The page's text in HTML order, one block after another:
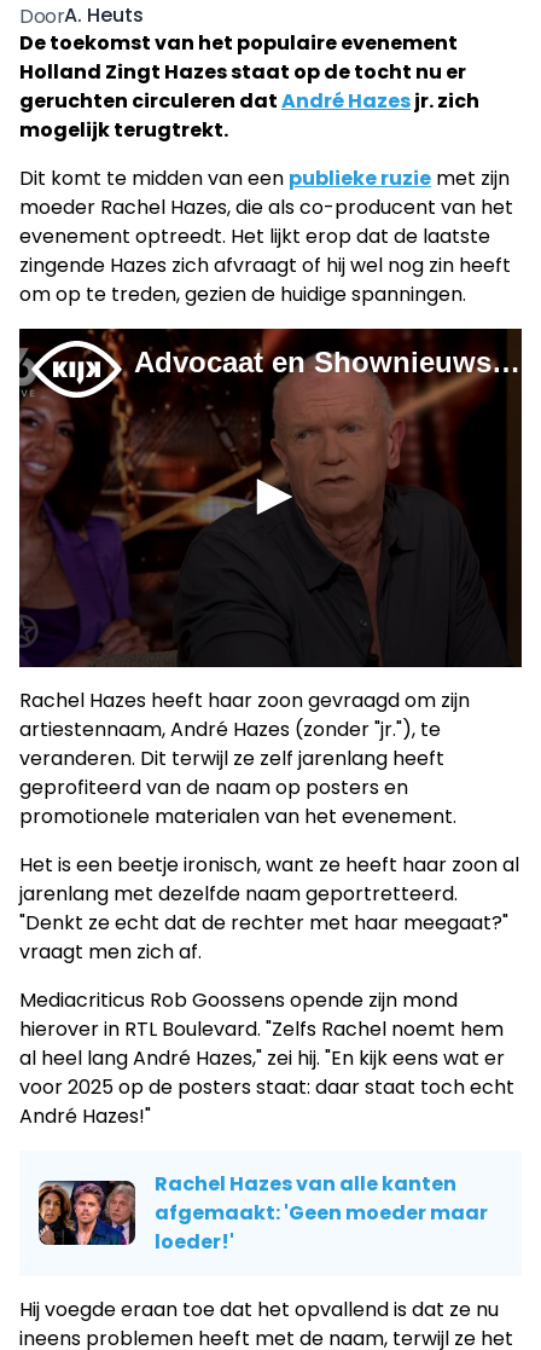
DoorA. Heuts
De toekomst van het populaire evenement
Holland Zingt Hazes staat op de tocht nu er
geruchten circuleren datAndré Hazesjr. zich
mogelijk terugtrekt.
Dit komt te midden van een publieke ruzie met zijn
moeder Rachel Hazes, die als co-producent van het
evenement optreedt. Het lijkt erop dat de laatste
zingende Hazes zich afvraagt of hij wel nog zin heeft
om op te treden, gezien de huidige spanningen.
Rachel Hazes heeft haar zoon gevraagd om zijn
artiestennaam, André Hazes (zonder "jr."), te
veranderen. Dit terwijl ze zelf jarenlang heeft
geprofiteerd van de naam op posters en
promotionele materialen van het evenement.
Het is een beetje ironisch, want ze heeft haar zoon al
jarenlang met dezelfde naam geportretteerd.
"Denkt ze echt dat de rechter met haar meegaat?"
vraagt men zich af.
Mediacriticus Rob Goossens opende zijn mond
hierover in RTL Boulevard. "Zelfs Rachel noemt hem
al heel lang André Hazes," zei hij. "En kijk eens wat er
voor 2025 op de posters staat: daar staat toch echt
André Hazes!"
Rachel Hazes van alle kanten
afgemaakt: 'Geen moeder maar
loeder!'
Hij voegde eraan toe dat het opvallend is dat ze nu
ineens problemen heeft met de naam, terwijl ze het